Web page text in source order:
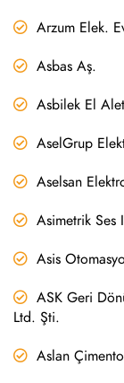
Arzum Elek.
Asbas Aş.
Asbilek El
AselGrup
Aselsan
Asimetrik Ses
Asis
ASK Geri
Ltd. Şti.
Aslan